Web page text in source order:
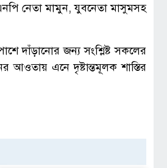
নেতা মামুন, যুবনেতা মাসুমসহ
দাঁড়ানোর জন্য সংশ্লিষ্ট সকলের
আওতায় এনে দৃষ্টান্তমূলক শাস্তির